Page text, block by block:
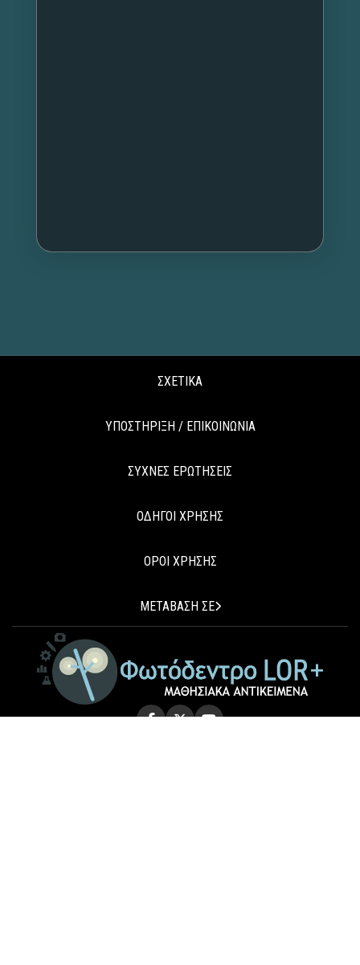
ΣΧΕΤΙΚΑ
ΥΠΟΣΤΗΡΙΞΗ / ΕΠΙΚΟΙΝΩΝΙΑ
ΣΥΧΝΕΣ ΕΡΩΤΗΣΕΙΣ
ΟΔΗΓΟΙ ΧΡΗΣΗΣ
ΟΡΟΙ ΧΡΗΣΗΣ
ΜΕΤΑΒΑΣΗ ΣΕ